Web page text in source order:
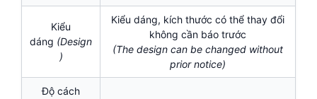
Kiểu
dáng (Design
)
Kiểu dáng, kích thước có thể thay đổi
không cần báo trước
(The design can be changed without
prior notice)
Độ cách